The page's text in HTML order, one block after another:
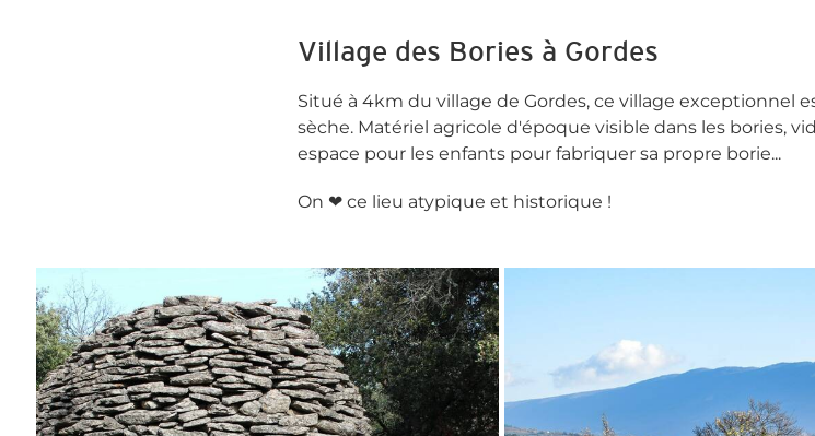
Village des Bories à Gordes
Situé à 4km du village de Gordes, ce village exceptionnel
sèche. Matériel agricole d'époque visible dans les bories,
espace pour les enfants pour fabriquer sa propre borie...
On ❤ ce lieu atypique et historique !